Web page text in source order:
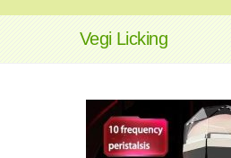
Vegi Licking